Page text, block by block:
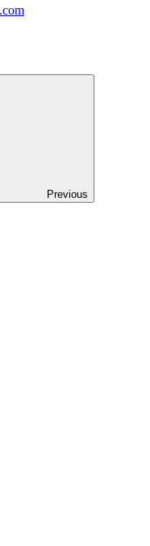
Previous